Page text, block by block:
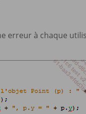
erreur à chaque